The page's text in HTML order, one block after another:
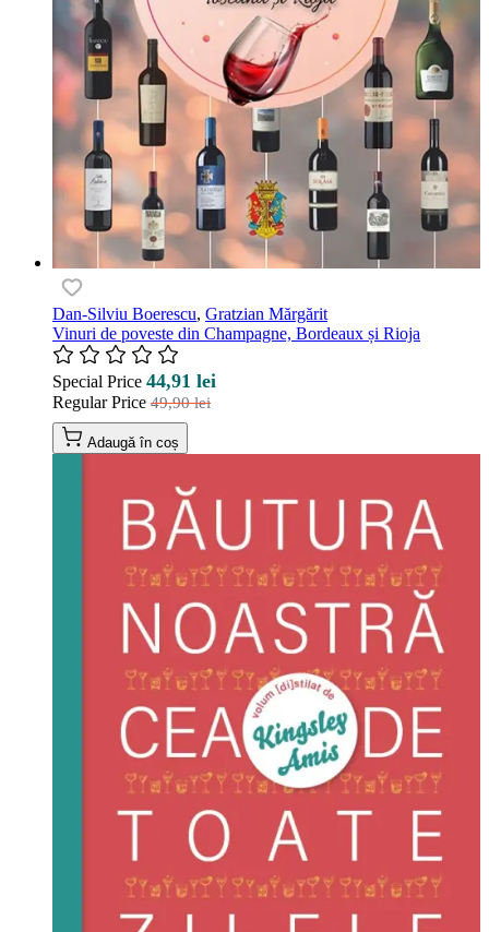
Dan-Silviu Boerescu, Gratzian Mărgărit
Vinuri de poveste din Champagne, Bordeaux și Rioja
Special Price 44,91 lei
Regular Price 49,90 lei
Adaugă în coș